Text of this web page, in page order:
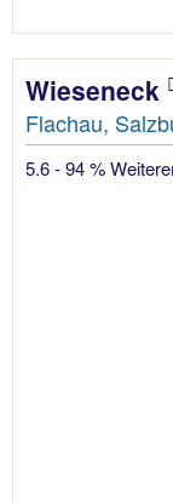
Wieseneck
Flachau,
5.6 - 94 %